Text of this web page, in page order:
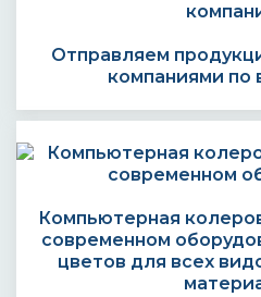
Отправляем
компаниями по
Компьютерная
современном
цветов для всех